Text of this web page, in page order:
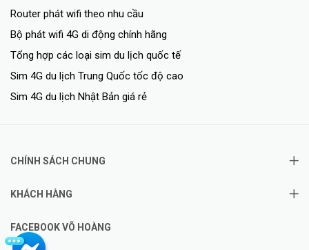
Router phát wifi theo nhu cầu
Bộ phát wifi 4G di động chính hãng
Tổng hợp các loại sim du lịch quốc tế
Sim 4G du lịch Trung Quốc tốc độ cao
Sim 4G du lịch Nhật Bản giá rẻ
CHÍNH SÁCH CHUNG
KHÁCH HÀNG
FACEBOOK VÕ HOÀNG